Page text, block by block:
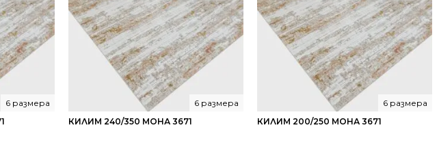
6 размера
КИЛИМ 240/350 МОНА 3671
6 размера
КИЛИМ 200/250 МОНА 3671
6 размера